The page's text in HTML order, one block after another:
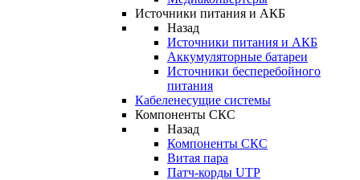
Источники питания и АКБ
Назад
Источники питания и АКБ
Аккумуляторные батареи
Источники бесперебойного
питания
Кабеленесущие системы
Компоненты СКС
Назад
Компоненты СКС
Витая пара
Патч-корды UTP